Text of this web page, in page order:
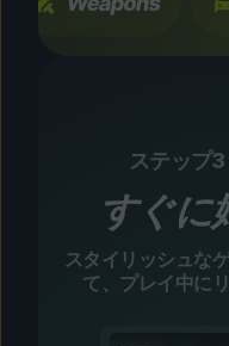
ステップ
すぐに
スタイリッシュな
て、プレイ中に